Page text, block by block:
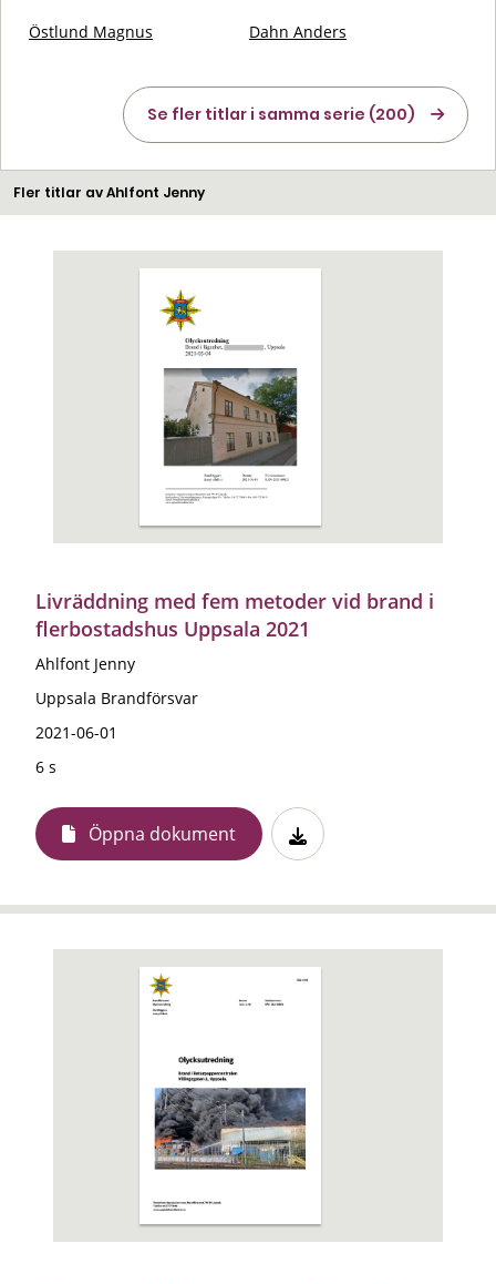
Östlund Magnus Dahn Anders
Se fler titlar i samma serie (200)
Fler titlar av Ahlfont Jenny
Livräddning med fem metoder vid brand i
flerbostadshus Uppsala 2021
Ahlfont Jenny
Uppsala Brandförsvar
2021-06-01
6 s
Öppna dokument